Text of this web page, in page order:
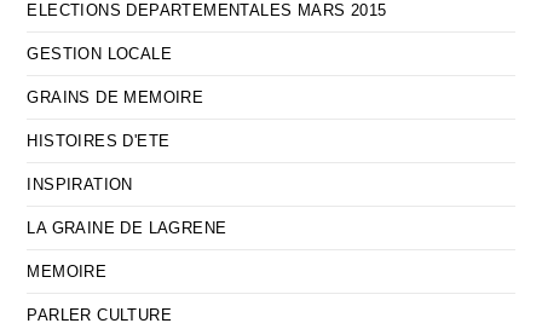
ELECTIONS DEPARTEMENTALES MARS 2015
GESTION LOCALE
GRAINS DE MEMOIRE
HISTOIRES D'ETE
INSPIRATION
LA GRAINE DE LAGRENE
MEMOIRE
PARLER CULTURE